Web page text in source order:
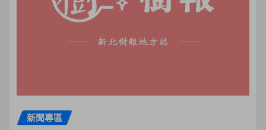
新聞專區